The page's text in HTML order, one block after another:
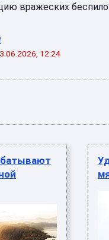
вражеских
12:24